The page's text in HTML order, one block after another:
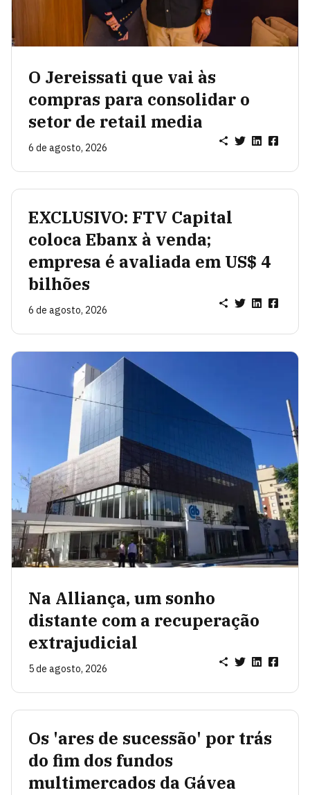
O Jereissati que vai às
compras para consolidar o
setor de retail media
6 de agosto, 2026
EXCLUSIVO: FTV Capital
coloca Ebanx à venda;
empresa é avaliada em US$ 4
bilhões
6 de agosto, 2026
Na Alliança, um sonho
distante com a recuperação
extrajudicial
5 de agosto, 2026
Os 'ares de sucessão' por trás
do fim dos fundos
multimercados da Gávea